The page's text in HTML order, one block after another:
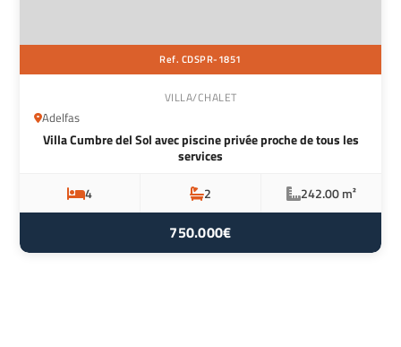
Ref. CDSPR-1851
VILLA/CHALET
Adelfas
Villa Cumbre del Sol avec piscine privée proche de tous les
services
4
2 242.00 m²
750.000€